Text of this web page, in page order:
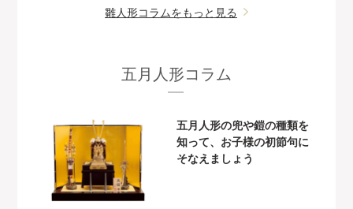
雛人形コラムをもっと見る
五月人形コラム
五月人形の兜や鎧の種類を
知って、お子様の初節句に
そなえましょう